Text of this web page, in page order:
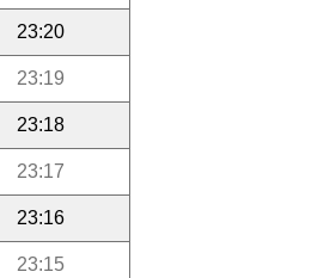
23:20
23:19
23:18
23:17
23:16
23:15